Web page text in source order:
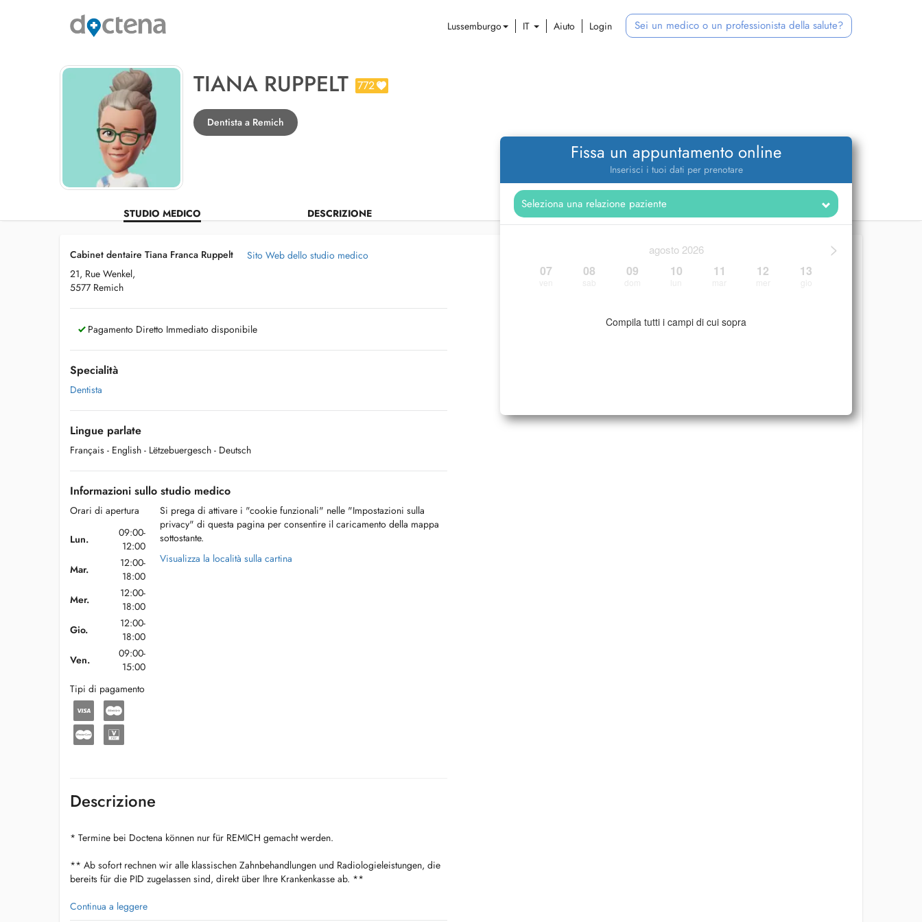
Lussemburgo IT Aiuto Login Sei un medico o un professionista della salute?
TIANA RUPPELT 772
Dentista a Remich
STUDIO MEDICO DESCRIZIONE
Fissa un appuntamento online
Inserisci i tuoi dati per prenotare
>
agosto 2026
07 08 09 10 11 12 13
Compila tutti i campi di cui sopra
Cabinet dentaire Tiana Franca Ruppelt
21, Rue Wenkel,
5577 Remich
Sito Web dello studio medico
Pagamento Diretto Immediato disponibile
Specialità
Dentista
Lingue parlate
Français - English - Lëtzebuergesch - Deutsch
Informazioni sullo studio medico
Orari di apertura
Lun.
09:00-
12:00
Mar.
12:00-
18:00
Mer.
12:00-
18:00
Gio.
12:00-
18:00
Ven.
09:00-
15:00
Tipi di pagamento
Si prega di attivare i "cookie funzionali" nelle "Impostazioni sulla
privacy" di questa pagina per consentire il caricamento della mappa
sottostante.
Visualizza la località sulla cartina
Descrizione
* Termine bei Doctena können nur für REMICH gemacht werden.
** Ab sofort rechnen wir alle klassischen Zahnbehandlungen und Radiologieleistungen, die
bereits für die PID zugelassen sind, direkt über Ihre Krankenkasse ab. **
Webseite / Site du Cabinet: www.zahnärztin-tianafrancaruppelt.eu
Continua a leggere